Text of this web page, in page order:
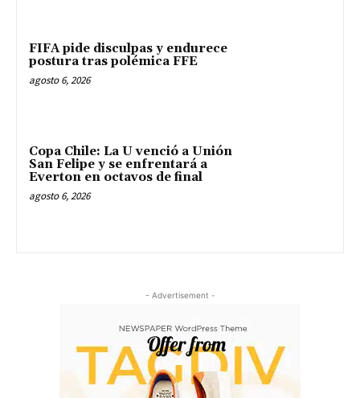
FIFA pide disculpas y endurece
postura tras polémica FFE
agosto 6, 2026
Copa Chile: La U venció a Unión
San Felipe y se enfrentará a
Everton en octavos de final
agosto 6, 2026
- Advertisement -